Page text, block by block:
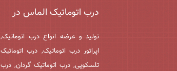
درب اتوماتیک الماس در
تولید و عرضه انواع درب اتوماتیک,
اپراتور درب اتوماتیک, درب اتوماتیک
تلسکوپی, درب اتوماتیک گردان, درب